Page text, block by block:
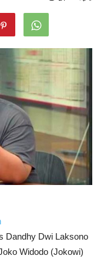
Dandhy Dwi Laksono
Widodo (Jokowi)